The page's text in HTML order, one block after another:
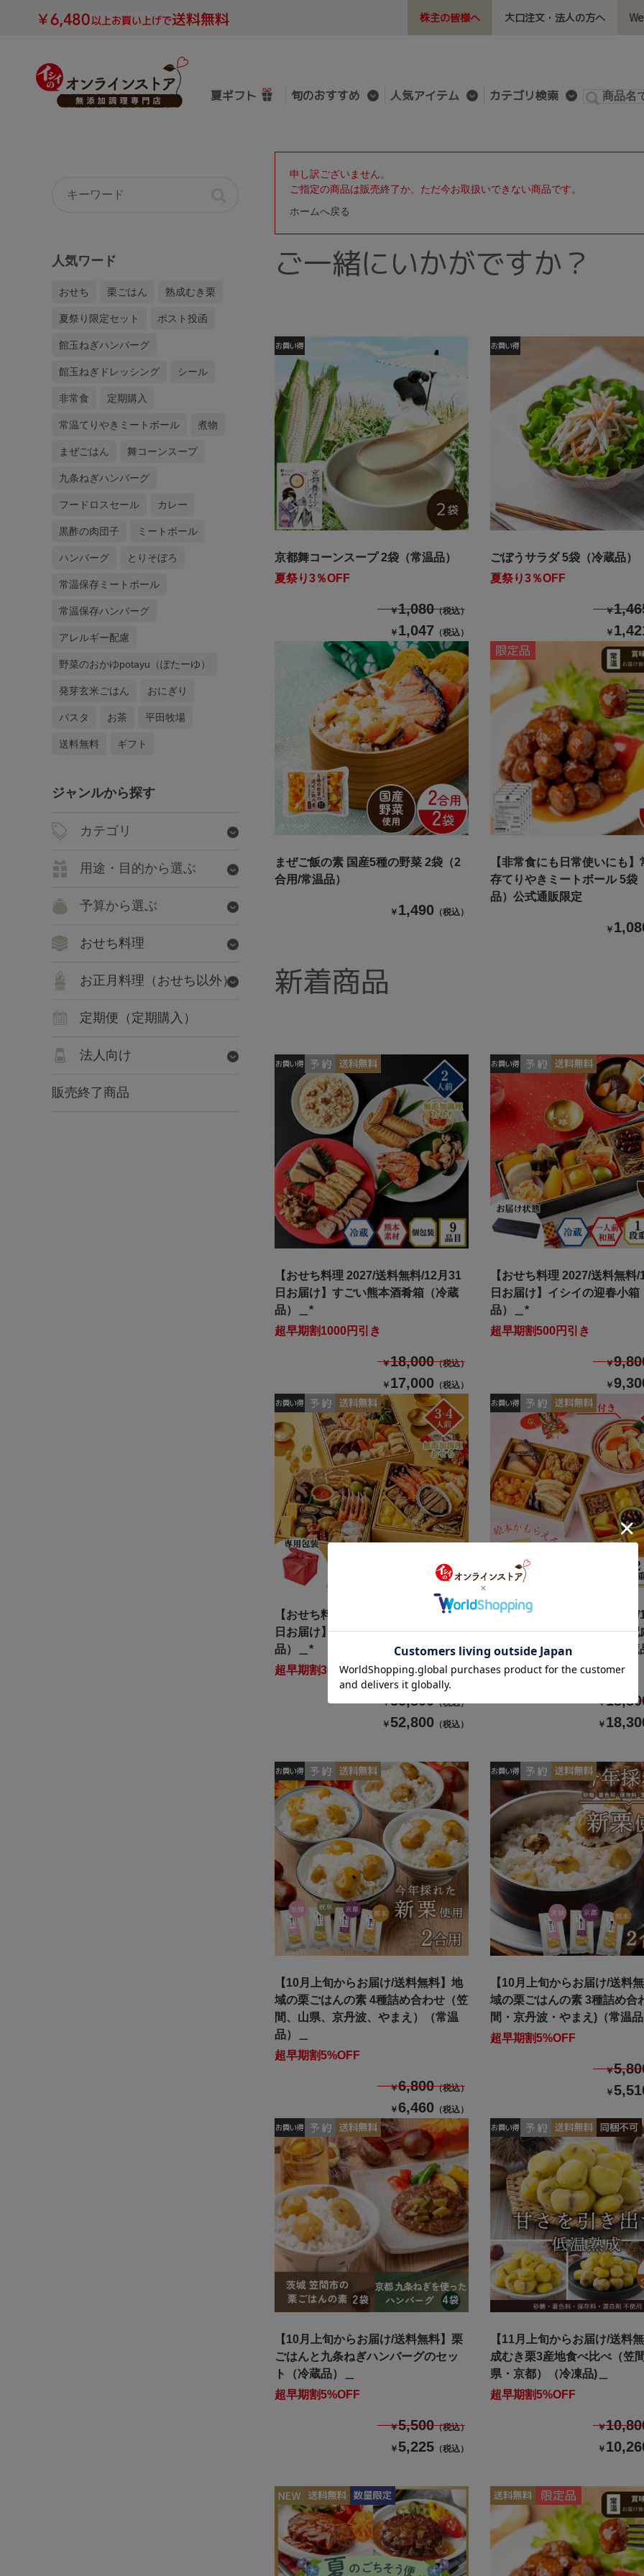
株主の皆様へ 大口注文・法人の方へ
夏ギフト 旬のおすすめ 人気アイテム カテゴリ検索
人気ワード
おせち 栗ごはん 熟成むき栗
夏祭り限定セット ポスト投函
館玉ねぎハンバーグ
館玉ねぎドレッシング シール
非常食 定期購入
常温てりやきミートボール 煮物
まぜごはん 舞コーンスープ
九条ねぎハンバーグ
フードロスセール カレー
黒酢の肉団子 ミートボール
ハンバーグ とりそぼろ
常温保存ミートボール
常温保存ハンバーグ
アレルギー配慮
野菜のおかゆpotayu（ぽたーゆ）
発芽玄米ごはん おにぎり
パスタ お茶 平田牧場
送料無料 ギフト
ジャンルから探す
カテゴリ
用途・目的から選ぶ
予算から選ぶ
おせち料理
お正月料理（おせち以外）
定期便（定期購入）
法人向け
販売終了商品
申し訳ございません。
ご指定の商品は販売終了か、ただ今お取扱いできない商品です。
ホームへ戻る
ご一緒にいかがですか？
京都舞コーンスープ 2袋（常温品）
夏祭り3％OFF
￥1,080（税込）
￥ 1,047 （税込）
ごぼうサラダ 5袋（冷蔵品）
夏祭り3％OFF
￥
￥
まぜご飯の素 国産5種の野菜 2袋（2
合用/常温品）
￥ 1,490 （税込）
【非常食にも日常使いにも】
存てりやきミートボール 5袋
品）公式通販限定
￥
新着商品
【おせち料理 2027/送料無料/12月31
日お届け】すごい熊本酒肴箱（冷蔵
品）＿*
超早期割1000円引き
￥18,000（税込）
￥ 17,000 （税込）
【おせち料理 2027/送料無料/
日お届け】イシイの迎春小箱
品）＿*
超早期割500円引き
￥
￥
【おせち料理 2027/送料無料/12月31
日お届け】イシイの慶春譜（冷蔵
品）＿*
超早期割3000円引き
￥55,800（税込）
￥ 52,800 （税込）
【おせち料理 2027/送料無料/
日お届け】食物アレルギー配
イののぞみ（絵本付き・冷蔵
超早期割500円引き
￥
￥
【10月上旬からお届け/送料無料】地
域の栗ごはんの素 4種詰め合わせ（笠
間、山県、京丹波、やまえ）（常温
品）＿
超早期割5%OFF
￥6,800（税込）
￥6,460 （税込）
【10月上旬からお届け/送料
域の栗ごはんの素 3種詰め合
間・京丹波・やまえ)（常温
超早期割5%OFF
￥
￥
【10月上旬からお届け/送料無料】栗
ごはんと九条ねぎハンバーグのセッ
ト（冷蔵品）＿
超早期割5%OFF
￥5,500（税込）
￥ 5,225 （税込）
【11月上旬からお届け/送料
成むき栗3産地食べ比べ（笠
県・京都）（冷凍品)＿
超早期割5%OFF
￥
￥